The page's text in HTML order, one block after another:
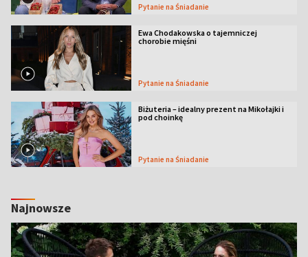
Pytanie na Śniadanie
Ewa Chodakowska o tajemniczej
chorobie mięśni
Pytanie na Śniadanie
Biżuteria – idealny prezent na Mikołajki i
pod choinkę
Pytanie na Śniadanie
Najnowsze